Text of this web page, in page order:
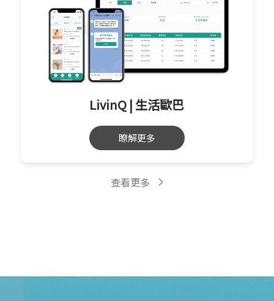
LivinQ | 生活歐巴
瞭解更多
查看更多